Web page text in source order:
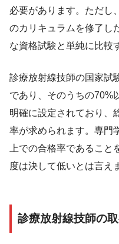
必要があります。ただし
のカリキュラムを修了し
な資格試験と単純に比較
診療放射線技師の国家試
であり、そのうちの70%
明確に設定されており、
率が求められます。専門
上での合格率であるこ
度は決して低いとは言え
診療放射線技師の